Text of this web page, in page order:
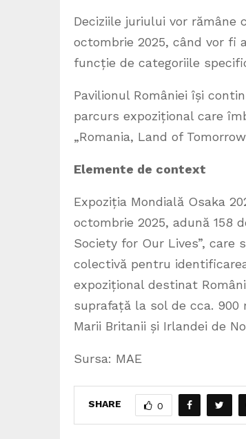
Deciziile juriului vor rămâne
octombrie 2025, când vor fi
funcție de categoriile
Pavilionul României își
parcurs expozițional care
„Romania, Land of
Elemente de context
Expoziția Mondială Osaka
octombrie 2025, adună 158
Society for Our Lives”, care
colectivă pentru
expozițional destinat
suprafață la sol de cca.
Marii Britanii și Irlandei de
Sursa: MAE
SHARE 0